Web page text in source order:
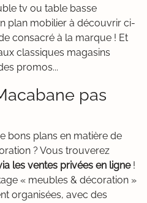
tv ou table basse
plan mobilier à découvrir ci-
consacré à la marque ! Et
classiques magasins
promos...
pas
bons plans en matière de
? Vous trouverez
les ventes privées en ligne!
« meubles & décoration »
organisées, avec des